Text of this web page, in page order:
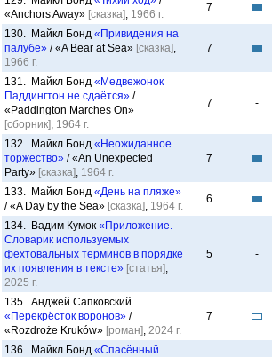
«Anchors Away» [сказка], 1966 г.
7
130. Майкл Бонд «Привидения на
палубе» / «A Bear at Sea» [сказка],
1966 г.
7
131. Майкл Бонд «Медвежонок
Паддингтон не сдаётся» /
«Paddington Marches On»
[сборник], 1964 г.
7 -
132. Майкл Бонд «Неожиданное
торжество» / «An Unexpected
Party» [сказка], 1964 г.
7
133. Майкл Бонд «День на пляже»
/ «A Day by the Sea» [сказка], 1964 г.
6
134. Вадим Кумок «Приложение.
Словарик используемых
фехтовальных терминов в порядке
их появления в тексте» [статья],
2025 г.
5 -
135. Анджей Сапковский
«Перекрёсток воронов» /
«Rozdroże Kruków» [роман], 2024 г.
7
136. Майкл Бонд «Спасённый